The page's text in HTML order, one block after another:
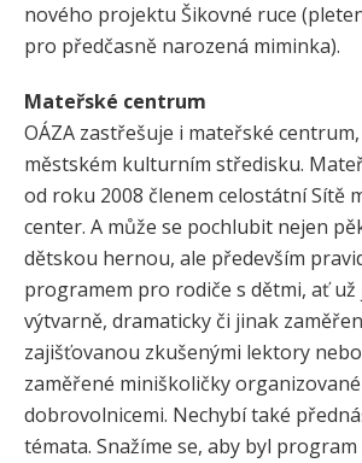
nového projektu Šikovné ruce
pro předčasně narozená miminka).
Mateřské centrum
OÁZA zastřešuje i mateřské
městském kulturním středisku.
od roku 2008 členem celostátní Sítě
center. A může se pochlubit nejen
dětskou hernou, ale především
programem pro rodiče s dětmi, ať už
výtvarně, dramaticky či jinak
zajišťovanou zkušenými lektory
zaměřené miniškoličky
dobrovolnicemi. Nechybí také
témata. Snažíme se, aby byl